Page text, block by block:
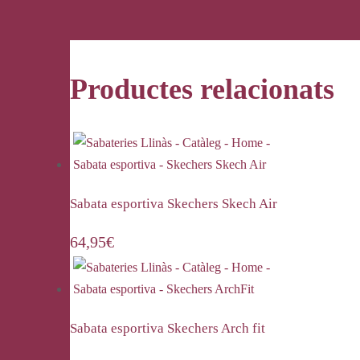
Productes relacionats
Sabata esportiva Skechers Skech Air
64,95€
Sabata esportiva Skechers Arch fit